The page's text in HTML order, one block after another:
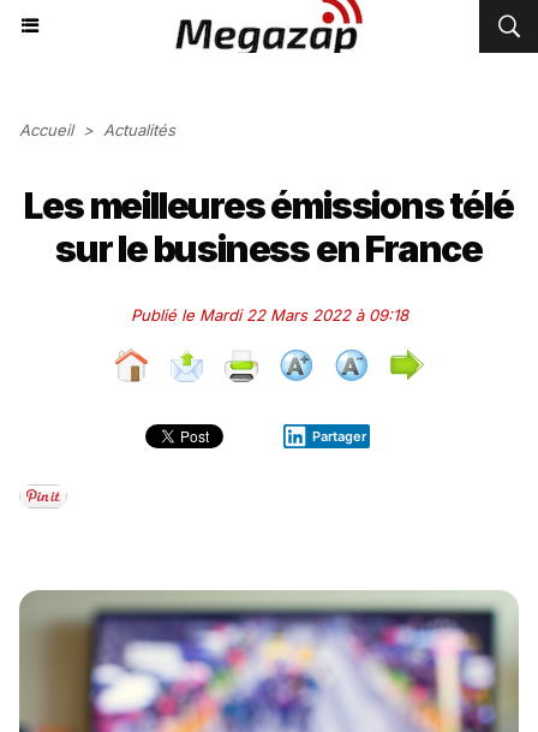
Accueil > Actualités
Les meilleures émissions télé
sur le business en France
Publié le Mardi 22 Mars 2022 à 09:18
Partager